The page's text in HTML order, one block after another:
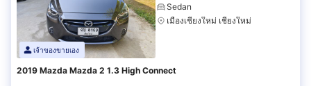
เจ้าของขายเอง
Sedan
เมืองเชียงใหม่ เชียงใหม่
2019 Mazda Mazda 2 1.3 High Connect